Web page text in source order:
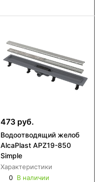
473 руб.
Водоотводящий желоб
AlcaPlast APZ19-850
Simple
Характеристики
0 В наличии